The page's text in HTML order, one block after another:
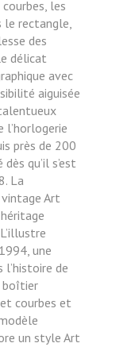
les
le rectangle,
des
délicat
avec
aiguisée
l’horlogerie
près de 200
qu’il s’est
La
Art
une
de
boîtier
courbes et
un style Art